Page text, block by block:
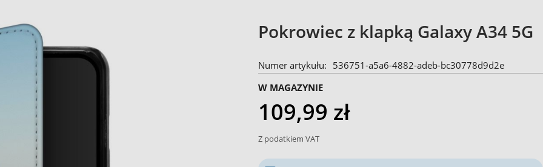
Pokrowiec z klapką Galaxy A34 5G
Numer artykułu
536751-a5a6-4882-adeb-bc30778d9d2e
W MAGAZYNIE
109,99 zł
Z podatkiem VAT